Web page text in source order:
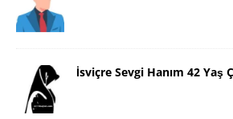
İsviçre Sevgi Hanım 42 Yaş